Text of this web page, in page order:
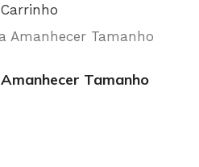
Carrinho
Tamanho